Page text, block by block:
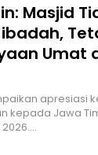
Masjid
Umat
apresiasi
kepada Jawa